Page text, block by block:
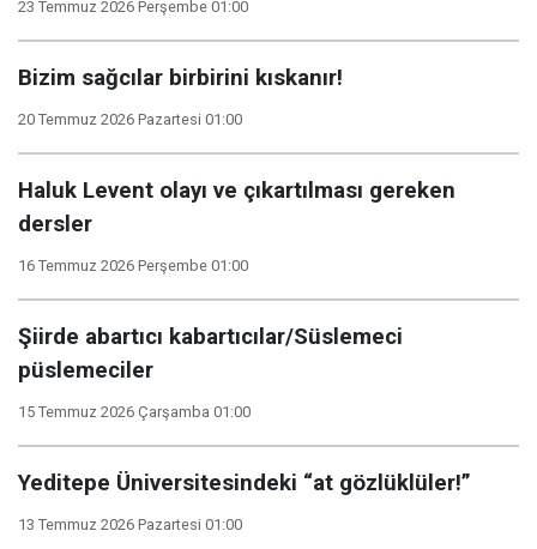
23 Temmuz 2026 Perşembe 01:00
Bizim sağcılar birbirini kıskanır!
20 Temmuz 2026 Pazartesi 01:00
Haluk Levent olayı ve çıkartılması gereken
dersler
16 Temmuz 2026 Perşembe 01:00
Şiirde abartıcı kabartıcılar/Süslemeci
püslemeciler
15 Temmuz 2026 Çarşamba 01:00
Yeditepe Üniversitesindeki “at gözlüklüler!”
13 Temmuz 2026 Pazartesi 01:00